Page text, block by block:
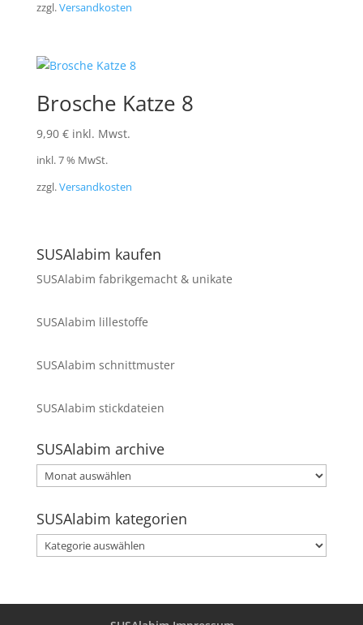
zzgl.Versandkosten
Brosche Katze 8
9,90 € inkl. Mwst.
inkl. 7 % MwSt.
zzgl.Versandkosten
SUSAlabim kaufen
SUSAlabim fabrikgemacht & unikate
SUSAlabim lillestoffe
SUSAlabim schnittmuster
SUSAlabim stickdateien
SUSAlabim archive
SUSAlabim
archive
SUSAlabim kategorien
SUSAlabim
kategorien